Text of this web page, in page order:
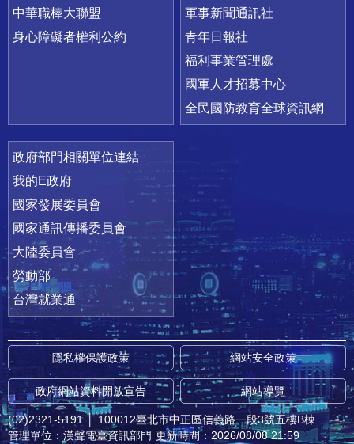
中華職棒大聯盟
身心障礙者權利公約
軍事新聞通訊社
青年日報社
福利事業管理處
國軍人才招募中心
全民國防教育全球資訊網
政府部門相關單位連結
我的E政府
國家發展委員會
國家通訊傳播委員會
大陸委員會
勞動部
台灣就業通
隱私權保護政策 網站安全政策
政府網站資料開放宣告 網站導覽
(02)2321-5191 │ 100012臺北市中正區信義路一段3號五樓B棟
管理單位：漢聲電臺資訊部門 更新時間：2026/08/08 21:59